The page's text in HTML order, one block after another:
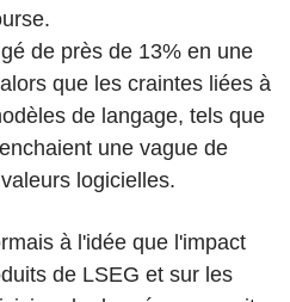
de près de 13% en une
que les craintes liées à
de langage, tels que
une vague de
logicielles.
à l'idée que l'impact
de LSEG et sur les